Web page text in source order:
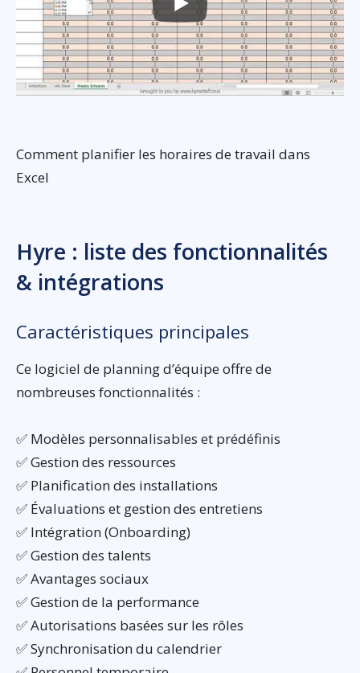
Comment planifier les horaires de travail dans
Excel
Hyre : liste des fonctionnalités
& intégrations
Caractéristiques principales
Ce logiciel de planning d’équipe offre de
nombreuses fonctionnalités :
✅ Modèles personnalisables et prédéfinis
✅ Gestion des ressources
✅ Planification des installations
✅ Évaluations et gestion des entretiens
✅ Intégration (Onboarding)
✅ Gestion des talents
✅ Avantages sociaux
✅ Gestion de la performance
✅ Autorisations basées sur les rôles
✅ Synchronisation du calendrier